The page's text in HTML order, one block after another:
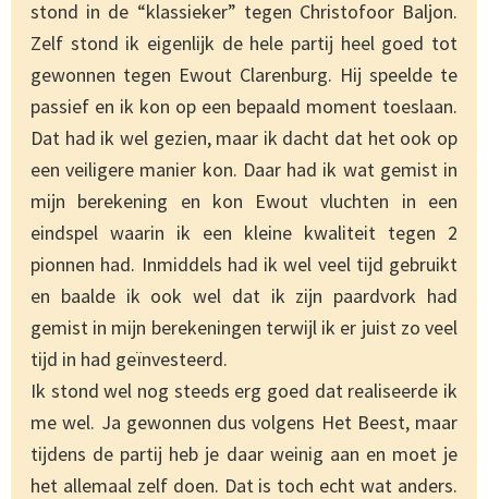
stond in de “klassieker” tegen Christofoor Baljon.
Zelf stond ik eigenlijk de hele partij heel goed tot
gewonnen tegen Ewout Clarenburg. Hij speelde te
passief en ik kon op een bepaald moment toeslaan.
Dat had ik wel gezien, maar ik dacht dat het ook op
een veiligere manier kon. Daar had ik wat gemist in
mijn berekening en kon Ewout vluchten in een
eindspel waarin ik een kleine kwaliteit tegen 2
pionnen had. Inmiddels had ik wel veel tijd gebruikt
en baalde ik ook wel dat ik zijn paardvork had
gemist in mijn berekeningen terwijl ik er juist zo veel
tijd in had geïnvesteerd.
Ik stond wel nog steeds erg goed dat realiseerde ik
me wel. Ja gewonnen dus volgens Het Beest, maar
tijdens de partij heb je daar weinig aan en moet je
het allemaal zelf doen. Dat is toch echt wat anders.